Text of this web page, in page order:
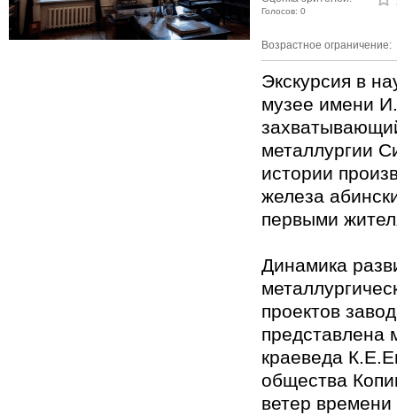
Голосов: 0
Возрастное ограничение:
Экскурсия в
музее имени
металлургии
истории
железа
первыми
Динамика
проектов
представлена
краеведа
общества
ветер времени